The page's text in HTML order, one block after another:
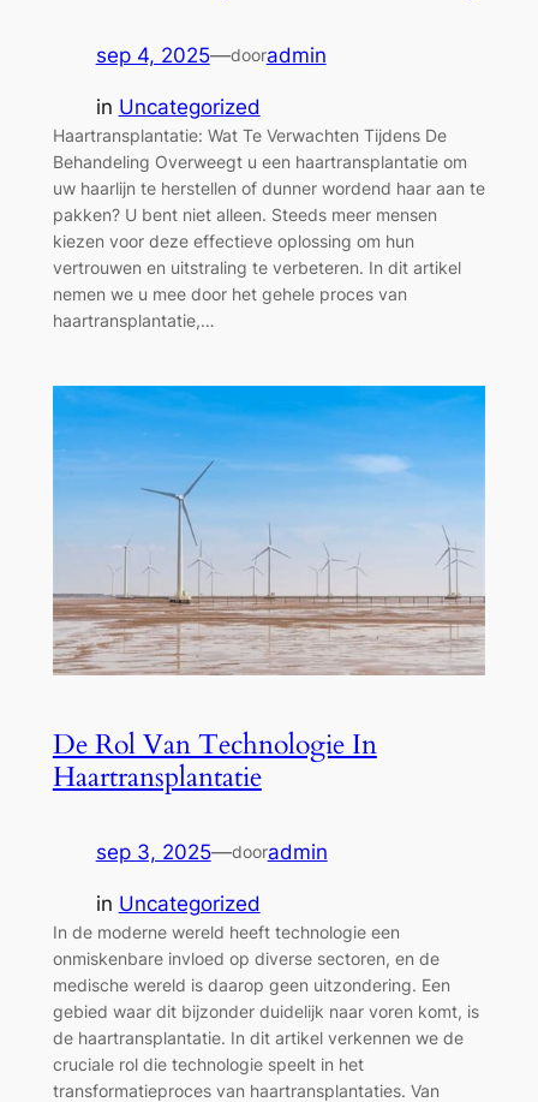
sep 4, 2025—dooradmin
in Uncategorized
Haartransplantatie: Wat Te Verwachten Tijdens De
Behandeling Overweegt u een haartransplantatie om
uw haarlijn te herstellen of dunner wordend haar aan te
pakken? U bent niet alleen. Steeds meer mensen
kiezen voor deze effectieve oplossing om hun
vertrouwen en uitstraling te verbeteren. In dit artikel
nemen we u mee door het gehele proces van
haartransplantatie,…
De Rol Van Technologie In
Haartransplantatie
sep 3, 2025—dooradmin
in Uncategorized
In de moderne wereld heeft technologie een
onmiskenbare invloed op diverse sectoren, en de
medische wereld is daarop geen uitzondering. Een
gebied waar dit bijzonder duidelijk naar voren komt, is
de haartransplantatie. In dit artikel verkennen we de
cruciale rol die technologie speelt in het
transformatieproces van haartransplantaties. Van